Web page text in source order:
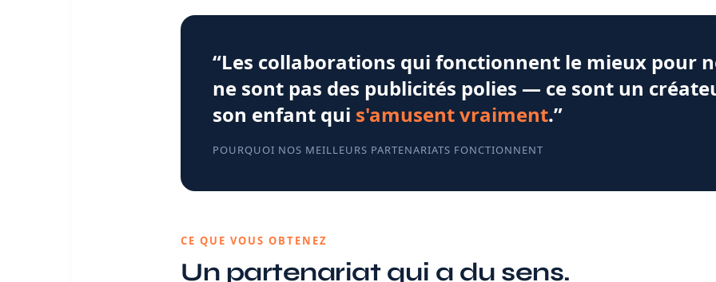
“Les collaborations qui fonctionnent le mieux pour
ne sont pas des publicités polies — ce sont un
son enfant qui s'amusent vraiment.”
POURQUOI NOS MEILLEURS PARTENARIATS FONCTIONNENT
CE QUE VOUS OBTENEZ
Un partenariat qui a du sens.